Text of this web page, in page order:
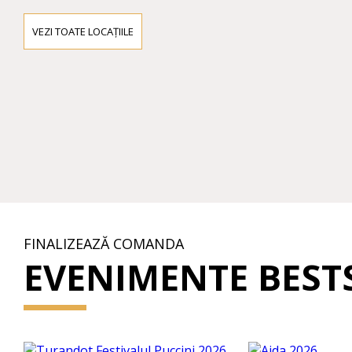
VEZI TOATE LOCAȚIILE
FINALIZEAZĂ COMANDA
EVENIMENTE